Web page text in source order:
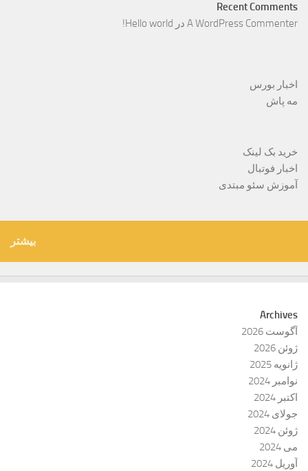
Recent Comments
A WordPress Commenter در Hello world!
اخبار بورس
مه پاش
خرید بک لینک
اخبار فوتبال
آموزش سئو مبتدی
بیشتر
Archives
آگوست 2026
ژوئن 2026
ژانویه 2025
نوامبر 2024
اکتبر 2024
جولای 2024
ژوئن 2024
می 2024
آوریل 2024